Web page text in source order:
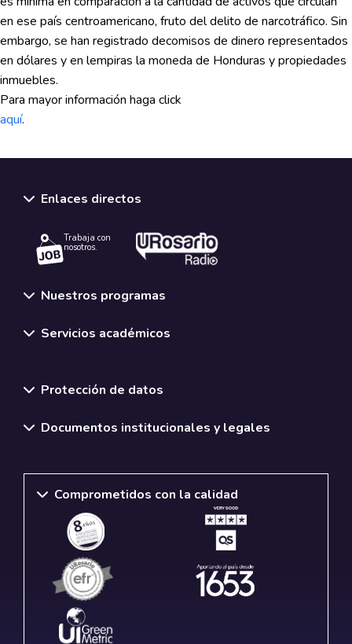
en ese país centroamericano, fruto del delito de narcotráfico. Sin
embargo, se han registrado decomisos de dinero representados
en dólares y en lempiras la moneda de Honduras y propiedades
inmuebles.
Para mayor información haga click
aquí.
Enlaces directos
Trabaja con
nosotros.
Nuestros programas
Servicios académicos
Protección de datos
Documentos institucionales y legales
Comprometidos con la calidad